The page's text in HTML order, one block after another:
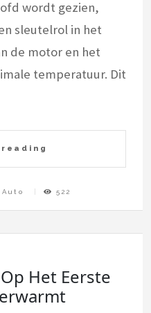
wordt gezien,
sleutelrol in het
de motor en het
temperatuur. Dit
Auto 522
Het Eerste